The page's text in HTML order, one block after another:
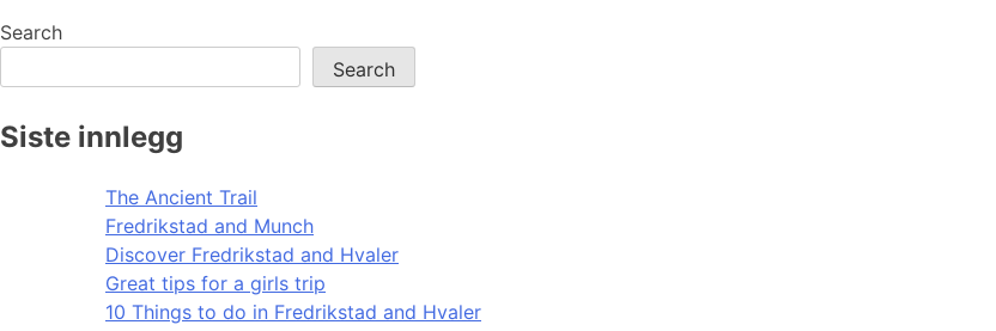
navigation
Search
Search
Siste innlegg
The Ancient Trail
Fredrikstad and Munch
Discover Fredrikstad and Hvaler
Great tips for a girls trip
10 Things to do in Fredrikstad and Hvaler